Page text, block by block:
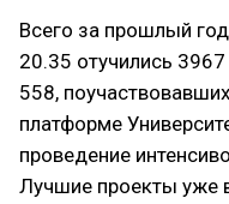
Всего за прошлый
20.35 отучились
558,
платформе
проведение
Лучшие проекты уже